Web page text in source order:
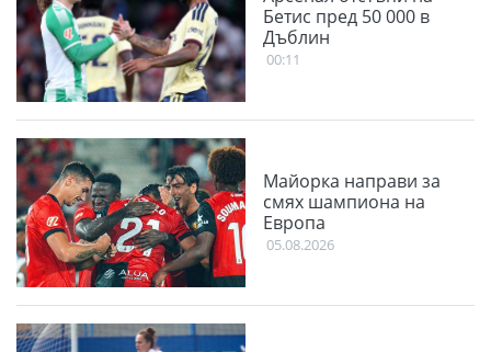
Бетис пред 50 000 в
Дъблин
00:11
Майорка направи за
смях шампиона на
Европа
05.08.2026